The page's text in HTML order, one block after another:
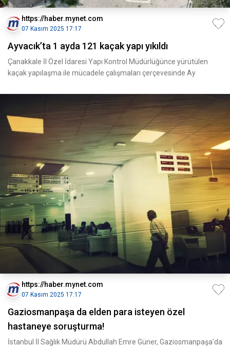
https://haber.mynet.com
07 Kasım 2025 17:17
Ayvacık’ta 1 ayda 121 kaçak yapı yıkıldı
Çanakkale İl Özel İdaresi Yapı Kontrol Müdürlüğünce yürütülen
kaçak yapılaşma ile mücadele çalışmaları çerçevesinde Ay
https://haber.mynet.com
07 Kasım 2025 17:17
Gaziosmanpaşa da elden para isteyen özel
hastaneye soruşturma!
İstanbul İl Sağlık Müdürü Abdullah Emre Güner, Gaziosmanpaşa'da